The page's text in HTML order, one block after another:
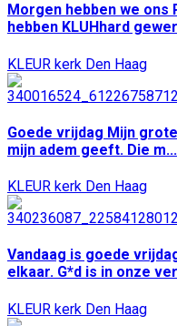
Morgen hebben we ons
hebben KLUHhard
KLEUR kerk Den Haag
Goede vrijdag Mijn
mijn adem geeft. Die m...
KLEUR kerk Den Haag
Vandaag is goede
elkaar. G*d is in onze
KLEUR kerk Den Haag